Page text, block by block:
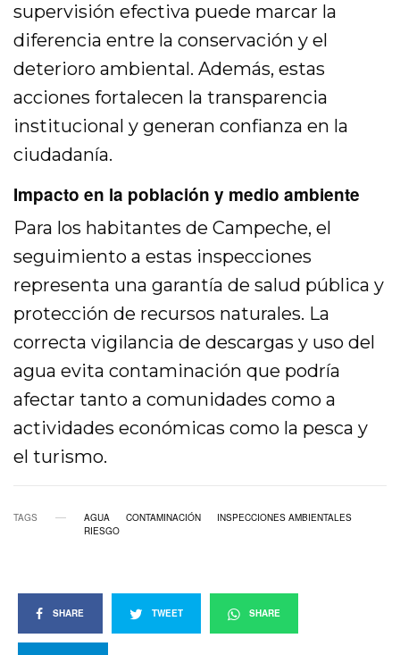
supervisión efectiva puede marcar la
diferencia entre la conservación y el
deterioro ambiental. Además, estas
acciones fortalecen la transparencia
institucional y generan confianza en la
ciudadanía.
Impacto en la población y medio ambiente
Para los habitantes de Campeche, el
seguimiento a estas inspecciones
representa una garantía de salud pública y
protección de recursos naturales. La
correcta vigilancia de descargas y uso del
agua evita contaminación que podría
afectar tanto a comunidades como a
actividades económicas como la pesca y
el turismo.
TAGS AGUA CONTAMINACIÓN
INSPECCIONES AMBIENTALES
RIESGO
SHARE TWEET SHARE